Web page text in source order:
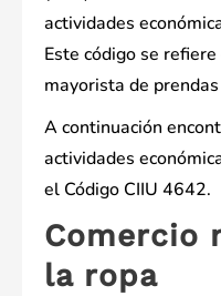
actividades
Este código se
mayorista de
A continuación
actividades
el Código CIIU 4642.
Comercio
la ropa